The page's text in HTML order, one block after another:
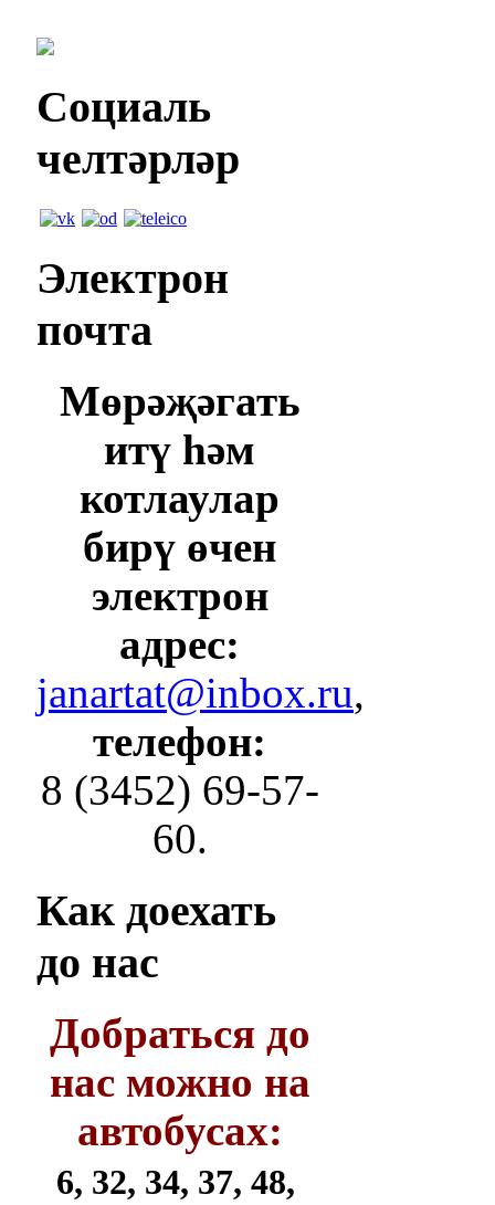
Социаль
челтәрләр
Электрон
почта
Мөрәҗәгать
итү һәм
котлаулар
бирү өчен
электрон
адрес:
janartat@inbox.ru,
телефон:
8 (3452) 69-57-
60.
Как доехать
до нас
Добраться до
нас можно на
автобусах:
6, 32, 34, 37, 48,